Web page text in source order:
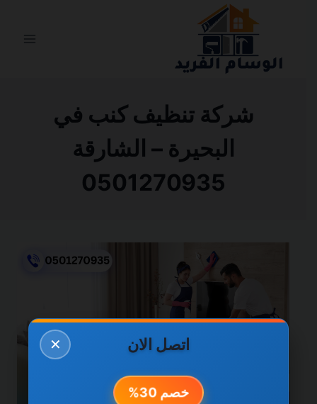
شركة تنظيف كنب في
البحيرة – الشارقة
0501270935
✕ اتصل الان
خصم 30%